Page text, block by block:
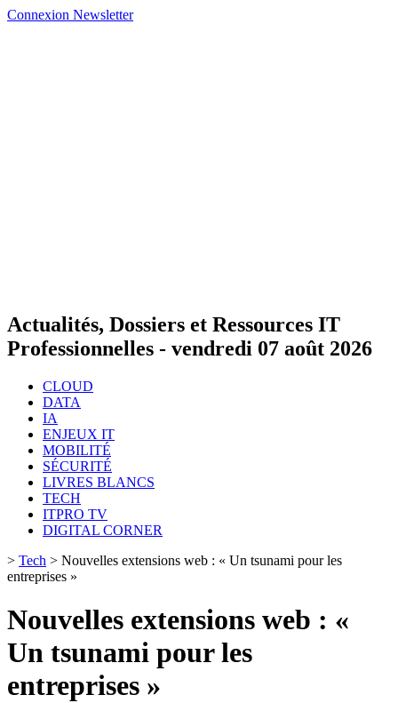
Connexion Newsletter
Actualités, Dossiers et Ressources IT
Professionnelles - vendredi 07 août 2026
CLOUD
DATA
IA
ENJEUX IT
MOBILITÉ
SÉCURITÉ
LIVRES BLANCS
TECH
ITPRO TV
DIGITAL CORNER
> Tech > Nouvelles extensions web : « Un tsunami pour les
entreprises »
Nouvelles extensions web : «
Un tsunami pour les
entreprises »